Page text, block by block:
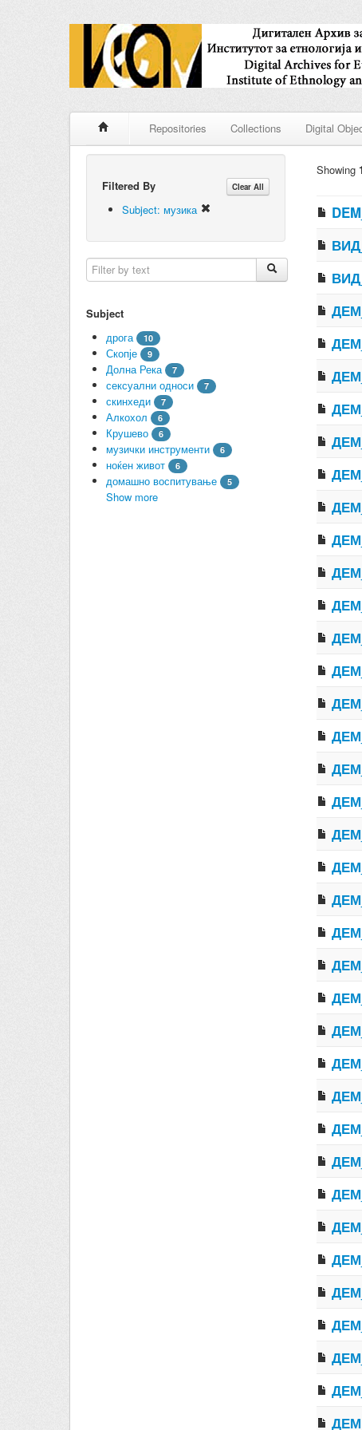
Repositories Collections Digital
Filtered By Clear All
Subject: музика
Subject
дрога
10
Скопје 9
Долна Река 7
сексуални односи 7
скинхеди 7
Алкохол 6
Крушево 6
музички инструменти 6
ноќен живот 6
домашно воспитување 5
Show more
Showing1